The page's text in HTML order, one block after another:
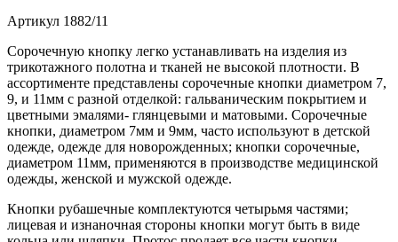
Артикул 1882/11
Сорочечную кнопку легко устанавливать на изделия из
трикотажного полотна и тканей не высокой плотности. В
ассортименте представлены сорочечные кнопки диаметром 7,
9, и 11мм с разной отделкой: гальваническим покрытием и
цветными эмалями- глянцевыми и матовыми. Сорочечные
кнопки, диаметром 7мм и 9мм, часто используют в детской
одежде, одежде для новорожденных; кнопки сорочечные,
диаметром 11мм, применяются в производстве медицинской
одежды, женской и мужской одежде.
Кнопки рубашечные комплектуются четырьмя частями;
лицевая и изнаночная стороны кнопки могут быть в виде